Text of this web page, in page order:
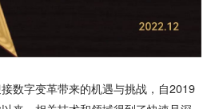
数字变革带来的机遇与挑战，自2019